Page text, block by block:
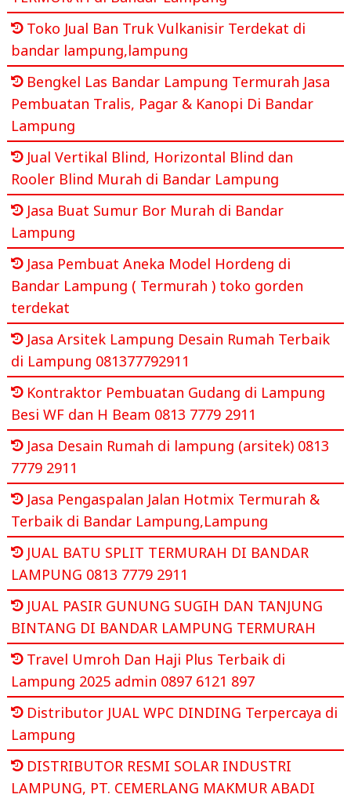
Toko Jual Ban Truk Vulkanisir Terdekat di
bandar lampung,lampung
Bengkel Las Bandar Lampung Termurah Jasa
Pembuatan Tralis, Pagar & Kanopi Di Bandar
Lampung
Jual Vertikal Blind, Horizontal Blind dan
Rooler Blind Murah di Bandar Lampung
Jasa Buat Sumur Bor Murah di Bandar
Lampung
Jasa Pembuat Aneka Model Hordeng di
Bandar Lampung ( Termurah ) toko gorden
terdekat
Jasa Arsitek Lampung Desain Rumah Terbaik
di Lampung 081377792911
Kontraktor Pembuatan Gudang di Lampung
Besi WF dan H Beam 0813 7779 2911
Jasa Desain Rumah di lampung (arsitek) 0813
7779 2911
Jasa Pengaspalan Jalan Hotmix Termurah &
Terbaik di Bandar Lampung,Lampung
JUAL BATU SPLIT TERMURAH DI BANDAR
LAMPUNG 0813 7779 2911
JUAL PASIR GUNUNG SUGIH DAN TANJUNG
BINTANG DI BANDAR LAMPUNG TERMURAH
Travel Umroh Dan Haji Plus Terbaik di
Lampung 2025 admin 0897 6121 897
Distributor JUAL WPC DINDING Terpercaya di
Lampung
DISTRIBUTOR RESMI SOLAR INDUSTRI
LAMPUNG, PT. CEMERLANG MAKMUR ABADI